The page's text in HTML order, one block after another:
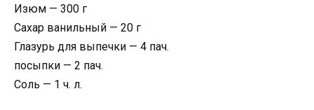
Изюм — 300 г
Сахар ванильный — 20 г
Глазурь для выпечки — 4 пач.
посыпки — 2 пач.
Соль — 1 ч. л.